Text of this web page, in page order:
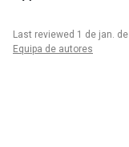
Last reviewed 1 de jan.
Equipa de autores